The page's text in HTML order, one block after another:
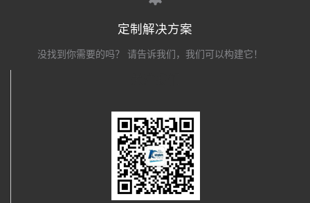
定制解决方案
没找到你需要的吗？ 请告诉我们，我们可以构建它！